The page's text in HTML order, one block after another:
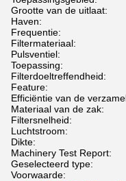
Grootte van de uitlaat:
Haven:
Frequentie:
Filtermateriaal:
Pulsventiel:
Toepassing:
Filterdoeltreffendheid:
Feature:
Efficiëntie van de
Materiaal van de zak:
Filtersnelheid:
Luchtstroom:
Dikte:
Machinery Test Report:
Geselecteerd type:
Voorwaarde: